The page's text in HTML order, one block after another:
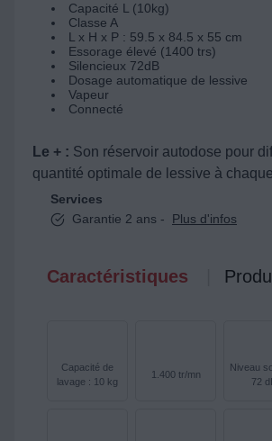
Capacité L (10kg)
Classe A
L x H x P : 59.5 x 84.5 x 55 cm
Essorage élevé (1400 trs)
Silencieux 72dB
Dosage automatique de lessive
Vapeur
Connecté
Le + : Son réservoir autodose pour
quantité optimale de lessive à
Services
Garantie 2 ans -
Plus d'infos
Caractéristiques
Capacité de
lavage : 10 kg
1.400 tr/mn
Niveau
72